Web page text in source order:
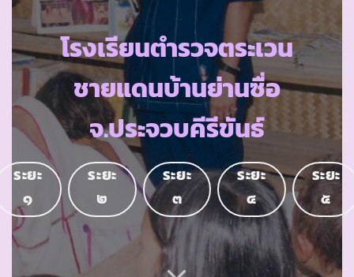
โรงเรียนตำรวจตระเวน
ชายแดนบ้านย่านซื่อ
จ.ประจวบคีรีขันธ์
ระยะ
๑
ระยะ
๒
ระยะ
๓
ระยะ
๔
ระยะ
๕